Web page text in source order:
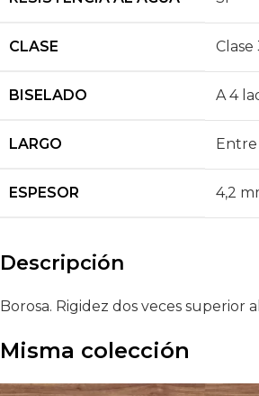
CLASE Clase
BISELADO A 4
LARGO Entre
ESPESOR 4,2
Descripción
Borosa. Rigidez dos veces superior
Misma colección